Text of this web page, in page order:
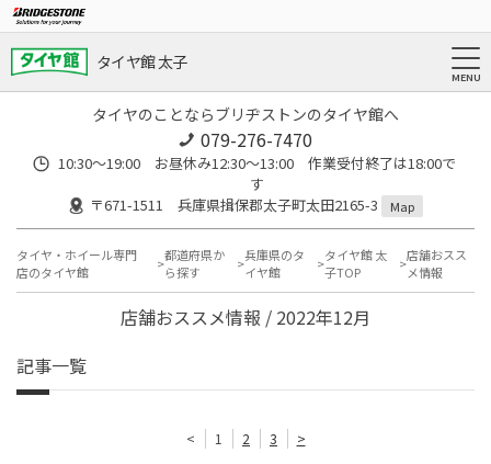
タイヤ館 太子
タイヤのことならブリヂストンのタイヤ館へ
079-276-7470
10:30～19:00 お昼休み12:30～13:00 作業受付終了は18:00で
す
〒671-1511 兵庫県揖保郡太子町太田2165-3
Map
タイヤ・ホイール専門
店のタイヤ館
都道府県か
ら探す
兵庫県のタ
イヤ館
タイヤ館 太
子TOP
店舗おスス
メ情報
店舗おススメ情報 / 2022年12月
記事一覧
< 1 2 3 >